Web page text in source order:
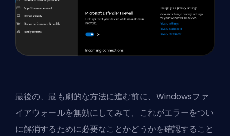
最後の、最も劇的な方法に進む前に、Windowsファ
イアウォールを無効にしてみて、これがエラーをつい
に解消するために必要なことかどうかを確認すること